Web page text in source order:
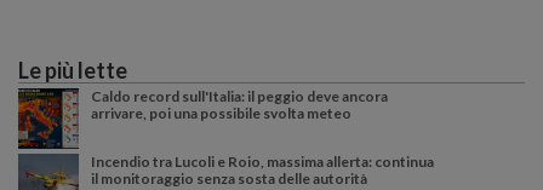
Le più lette
Caldo record sull'Italia: il peggio deve ancora
arrivare, poi una possibile svolta meteo
Incendio tra Lucoli e Roio, massima allerta: continua
il monitoraggio senza sosta delle autorità